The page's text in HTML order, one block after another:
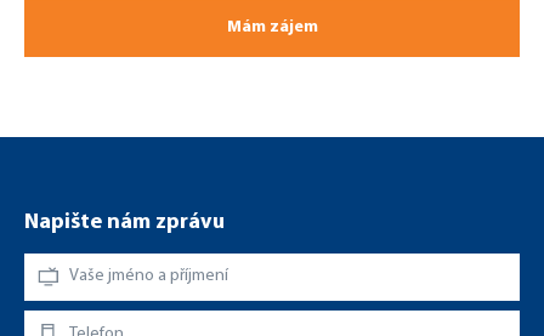
Mám zájem
Napište nám zprávu